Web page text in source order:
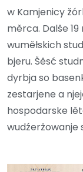
w Kamjenicy
měrca. Dalše
wuměłskich
bjeru. Šěsć
dyrbja so
zestarjene a
hospodarske
wudźeržowanje